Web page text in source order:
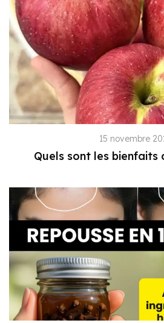
15 novembre
Quels sont les bienfaits